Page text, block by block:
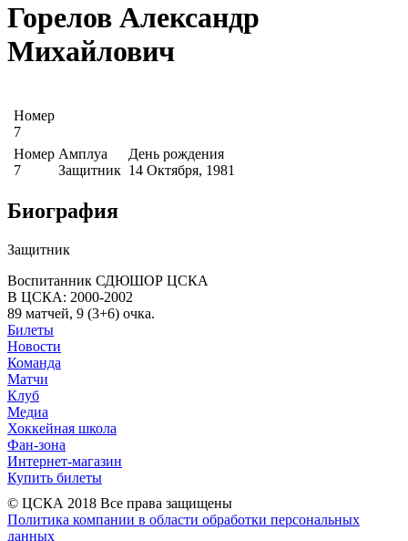
Горелов Александр
Михайлович
Номер
7
Номер
7
Амплуа
Защитник
День рождения
14 Октября, 1981
Биография
Защитник
Воспитанник СДЮШОР ЦСКА
В ЦСКА: 2000-2002
89 матчей, 9 (3+6) очка.
Билеты
Новости
Команда
Матчи
Клуб
Медиа
Хоккейная школа
Фан-зона
Интернет-магазин
Купить билеты
© ЦСКА 2018 Все права защищены
Политика компании в области обработки персональных
данных